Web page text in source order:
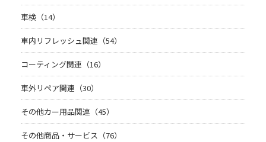
車検（14）
車内リフレッシュ関連（54）
コーティング関連（16）
車外リペア関連（30）
その他カー用品関連（45）
その他商品・サービス（76）